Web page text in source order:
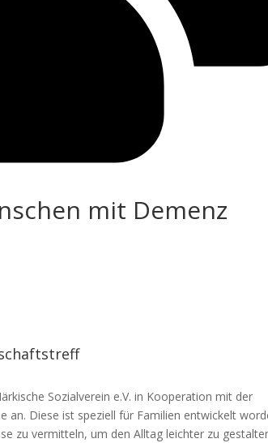
mit Demenz
Sozialverein e.V. in Kooperation mit der
an. Diese ist speziell für Familien entwickelt
zu vermitteln, um den Alltag leichter zu